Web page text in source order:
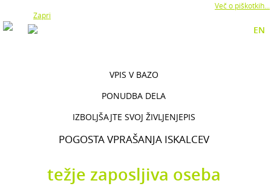
Več o piškotkih...
Zapri
EN
VPIS V BAZO
PONUDBA DELA
IZBOLJŠAJTE SVOJ ŽIVLJENJEPIS
POGOSTA VPRAŠANJA ISKALCEV
težje zaposljiva oseba